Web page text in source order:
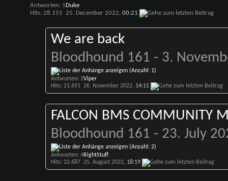
Antworten: 1
Hits: 28.155
Duke
25. December 2022, 00:21
We are back
Bloodhound 161 - 3.
Antworten: 2
Hits: 21.691
Viper
26. November 2022, 14:11
FALCON BMS COMMUNITY
Bloodhound 161 - 23. July
Antworten: 4
Hits: 22.687
RightStuff
25. August 2022, 18:19